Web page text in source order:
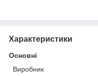
Характеристики
Основні
Виробник